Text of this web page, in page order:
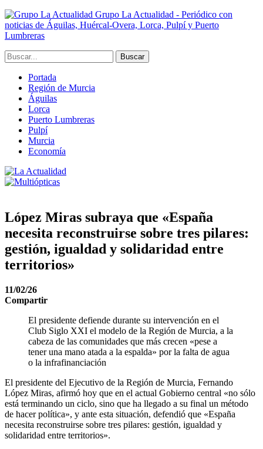
Grupo La Actualidad - Periódico con
noticias de Águilas, Huércal-Overa, Lorca, Pulpí y Puerto
Lumbreras
Portada
Región de Murcia
Águilas
Lorca
Puerto Lumbreras
Pulpí
Murcia
Economía
López Miras subraya que «España
necesita reconstruirse sobre tres pilares:
gestión, igualdad y solidaridad entre
territorios»
11/02/26
Compartir
El presidente defiende durante su intervención en el
Club Siglo XXI el modelo de la Región de Murcia, a la
cabeza de las comunidades que más crecen «pese a
tener una mano atada a la espalda» por la falta de agua
o la infrafinanciación
El presidente del Ejecutivo de la Región de Murcia, Fernando
López Miras, afirmó hoy que en el actual Gobierno central «no sólo
está terminando un ciclo, sino que ha llegado a su final un método
de hacer política», y ante esta situación, defendió que «España
necesita reconstruirse sobre tres pilares: gestión, igualdad y
solidaridad entre territorios».